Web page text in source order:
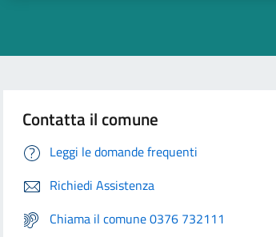
Contatta il comune
Leggi le domande frequenti
Richiedi Assistenza
Chiama il comune 0376 732111